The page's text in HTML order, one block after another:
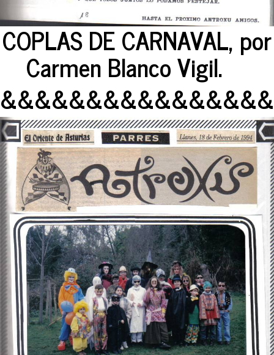
COPLAS DE CARNAVAL, por
Carmen Blanco Vigil.